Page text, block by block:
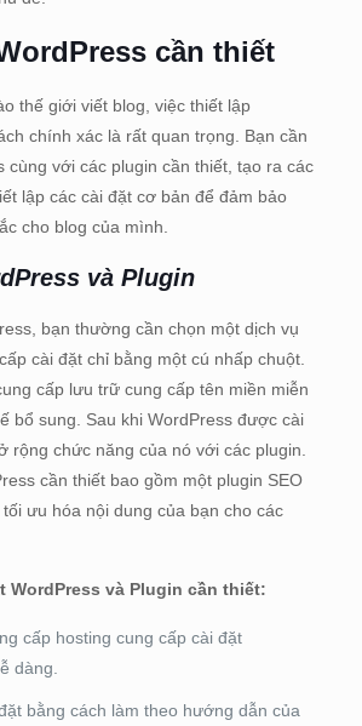
cần thiết
thế giới viết blog, việc thiết lập
chính xác là rất quan trọng. Bạn cần
cùng với các plugin cần thiết, tạo ra các
lập các cài đặt cơ bản để đảm bảo
cho blog của mình.
và Plugin
bạn thường cần chọn một dịch vụ
cài đặt chỉ bằng một cú nhấp chuột.
cấp lưu trữ cung cấp tên miền miễn
bổ sung. Sau khi WordPress được cài
rộng chức năng của nó với các plugin.
cần thiết bao gồm một plugin SEO
ưu hóa nội dung của bạn cho các
WordPress và Plugin cần thiết:
cấp hosting cung cấp cài đặt
dàng.
bằng cách làm theo hướng dẫn của